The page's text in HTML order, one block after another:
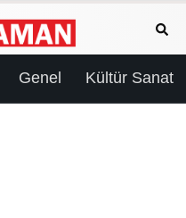
Genel Kültür Sanat